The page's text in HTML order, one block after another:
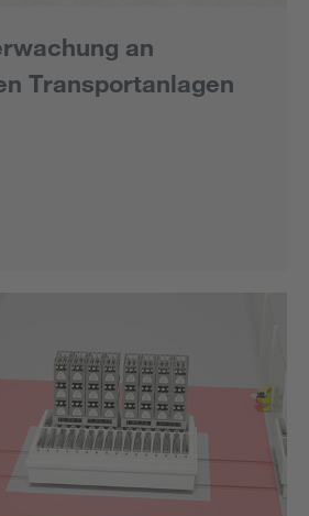
an
Transportanlagen